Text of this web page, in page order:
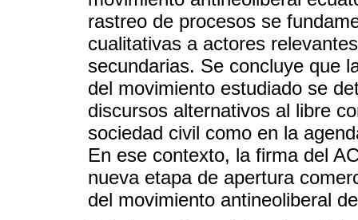
rastreo de procesos se
cualitativas a actores
secundarias. Se concluye que
del movimiento estudiado se
discursos alternativos al libre
sociedad civil como en la
En ese contexto, la firma del
nueva etapa de apertura
del movimiento antineoliberal